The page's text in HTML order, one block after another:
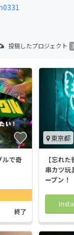
投稿したプロジェクト 3
ルで奇
終了
東京都
【忘れ
串カツ玩
ープン！